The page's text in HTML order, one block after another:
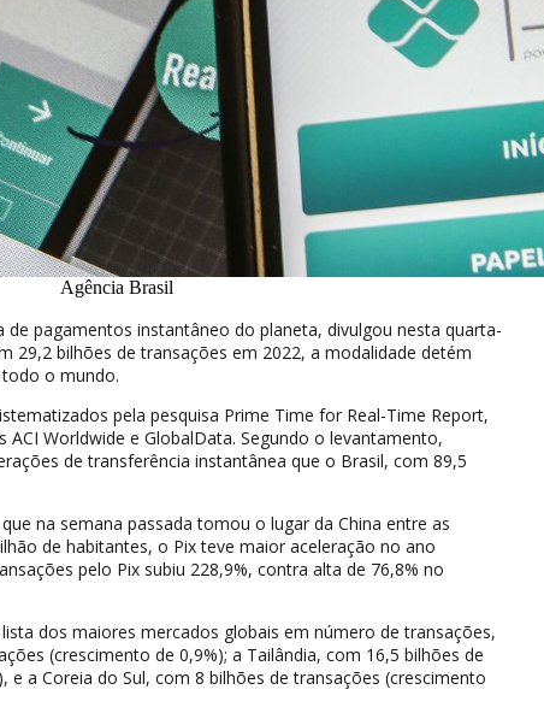
Agência Brasil
pagamentos instantâneo do planeta, divulgou nesta quarta-
29,2 bilhões de transações em 2022, a modalidade detém
o mundo.
pela pesquisa Prime Time for Real-Time Report,
ACI Worldwide e GlobalData. Segundo o levantamento,
de transferência instantânea que o Brasil, com 89,5
na semana passada tomou o lugar da China entre as
de habitantes, o Pix teve maior aceleração no ano
pelo Pix subiu 228,9%, contra alta de 76,8% no
dos maiores mercados globais em número de transações,
(crescimento de 0,9%); a Tailândia, com 16,5 bilhões de
e a Coreia do Sul, com 8 bilhões de transações (crescimento